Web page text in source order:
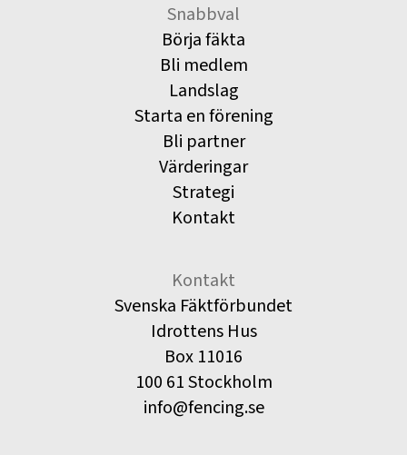
Snabbval
Börja fäkta
Bli medlem
Landslag
Starta en förening
Bli partner
Värderingar
Strategi
Kontakt
Kontakt
Svenska Fäktförbundet
Idrottens Hus
Box 11016
100 61 Stockholm
info@fencing.se